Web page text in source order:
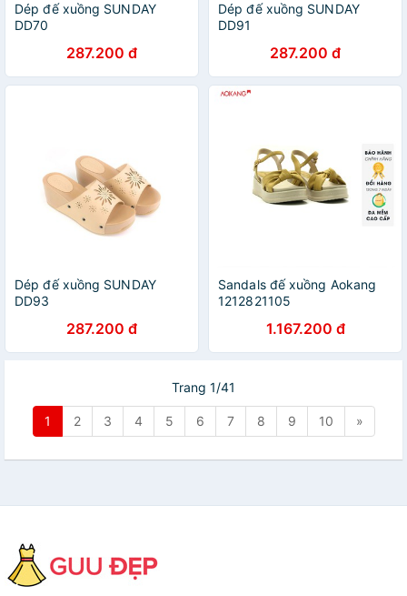
Dép đế xuồng SUNDAY
DD70
287.200 đ
Dép đế xuồng SUNDAY
DD91
287.200 đ
Dép đế xuồng SUNDAY
DD93
287.200 đ
Sandals đế xuồng Aokang
1212821105
1.167.200 đ
Trang 1/41
1 2 3 4 5 6 7 8 9 10 »